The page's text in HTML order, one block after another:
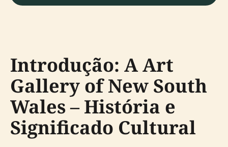
Introdução: A Art
Gallery of New South
Wales – História e
Significado Cultural